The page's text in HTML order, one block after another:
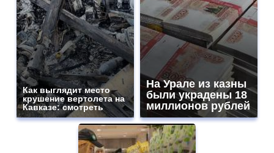
Как выглядит место
крушение вертолета на
Кавказе: смотреть
На Урале из казны
были украдены 18
миллионов рублей